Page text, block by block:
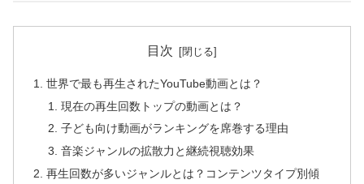
目次
世界で最も再生されたYouTube動画とは？
現在の再生回数トップの動画とは？
子ども向け動画がランキングを席巻する理由
音楽ジャンルの拡散力と継続視聴効果
再生回数が多いジャンルとは？コンテンツタイプ別傾